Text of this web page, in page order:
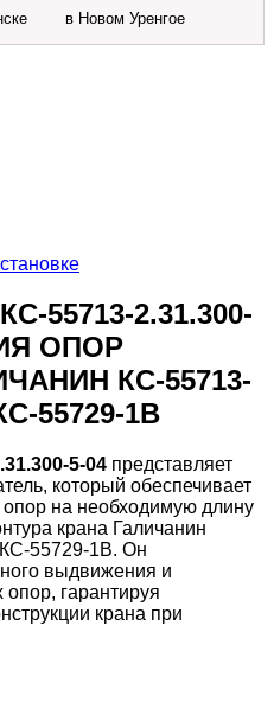
в Новом Уренгое
55713-2.31.300-
ОПОР
КС-55713-
55729-1В
5-04 представляет
который обеспечивает
на необходимую длину
крана Галичанин
55729-1В. Он
выдвижения и
гарантируя
крана при